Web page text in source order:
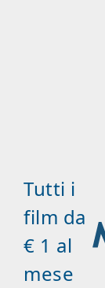
Tutti i
film da
€ 1 al
mese